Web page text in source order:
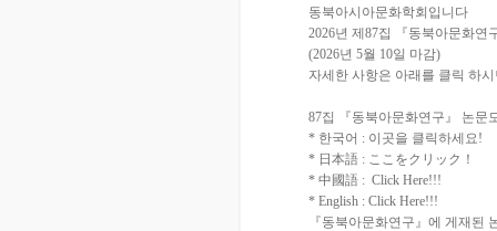
동북아시아문화학회입니다
2026년 제87집 『동북아문화연
(2026년 5월 10일 마감)
자세한 사항은 아래를 클릭 하
87집 『동북아문화연구』 논문
* 한국어 : 이곳을 클릭하세요!
* 日本語 : ここをクリック！
* 中國語 : Click Here!!!
* English : Click Here!!!
『동북아문화연구』에 게재된